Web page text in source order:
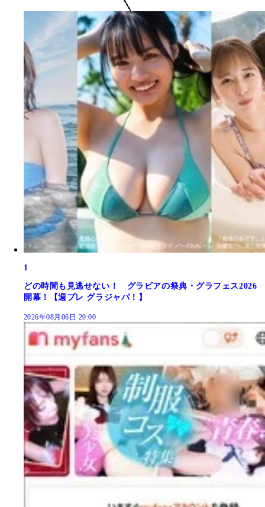
1
どの時間も見逃せない！ グラビアの祭典・グラフェス2026
開幕！【週プレ グラジャパ！】
2026年08月06日 20:00